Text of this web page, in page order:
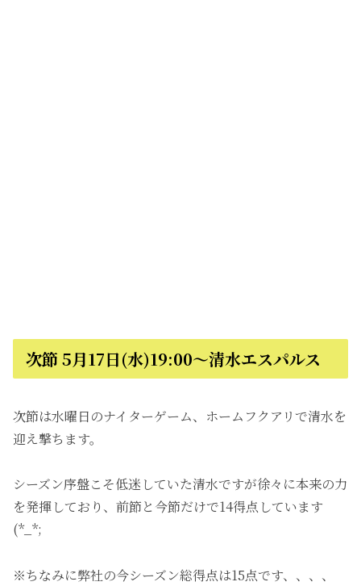
次節 5月17日(水)19:00～清水エスパルス
次節は水曜日のナイターゲーム、ホームフクアリで清水を
迎え撃ちます。
シーズン序盤こそ低迷していた清水ですが徐々に本来の力
を発揮しており、前節と今節だけで14得点しています
(*_*;
※ちなみに弊社の今シーズン総得点は15点です、、、、